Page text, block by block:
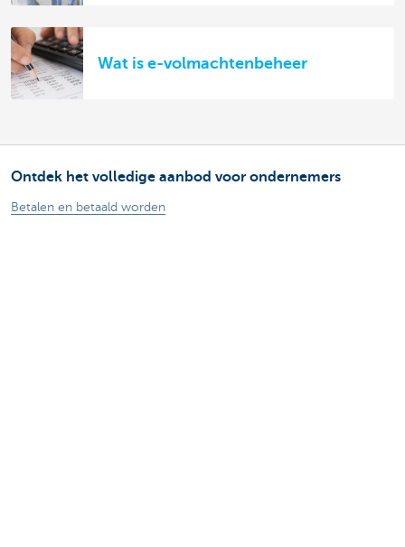
Wat is e-volmachtenbeheer
Ontdek het volledige aanbod voor ondernemers
Betalen en betaald worden